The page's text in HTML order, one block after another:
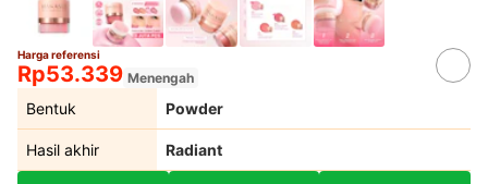
Harga referensi
Rp53.339 Menengah
Bentuk Powder
Hasil akhir Radiant